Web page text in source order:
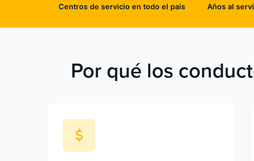
Centros de servicio en todo el país Años al
Por qué los